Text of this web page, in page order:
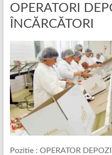
OPERATORI
ÎNCĂRCĂTORI
Pozitie : OPERATOR